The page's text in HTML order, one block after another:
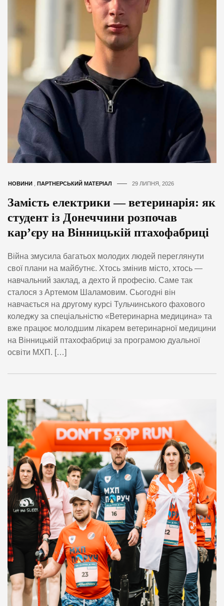
НОВИНИ ПАРТНЕРСЬКИЙ МАТЕРІАЛ 29 ЛИПНЯ, 2026
Замість електрики — ветеринарія: як
студент із Донеччини розпочав
кар’єру на Вінницькій птахофабриці
Війна змусила багатьох молодих людей переглянути
свої плани на майбутнє. Хтось змінив місто, хтось —
навчальний заклад, а дехто й професію. Саме так
сталося з Артемом Шаламовим. Сьогодні він
навчається на другому курсі Тульчинського фахового
коледжу за спеціальністю «Ветеринарна медицина» та
вже працює молодшим лікарем ветеринарної медицини
на Вінницькій птахофабриці за програмою дуальної
освіти МХП. […]